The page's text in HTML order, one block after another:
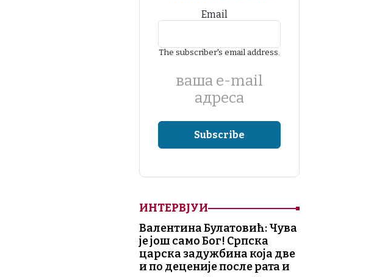
Email
The subscriber's email address.
ваша е-mail
адреса
ИНТЕРВЈУИ
Валентина Булатовић: Чува
је још само Бог! Српска
царска задужбина која две
и по деценије после рата и